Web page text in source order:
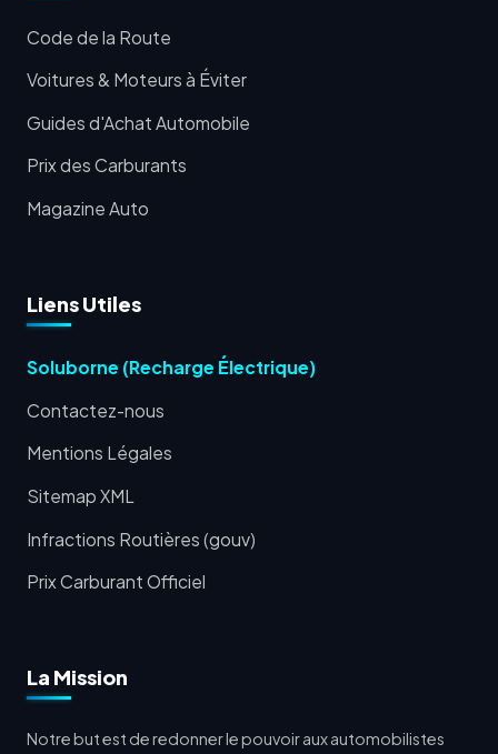
Code de la Route
Voitures & Moteurs à Éviter
Guides d'Achat Automobile
Prix des Carburants
Magazine Auto
Liens Utiles
Soluborne (Recharge Électrique)
Contactez-nous
Mentions Légales
Sitemap XML
Infractions Routières (gouv)
Prix Carburant Officiel
La Mission
Notre but est de redonner le pouvoir aux automobilistes